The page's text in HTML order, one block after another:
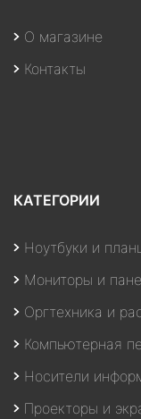
О магазине
Контакты
КАТЕГОРИИ
Ноутбуки и
Мониторы и
Оргтехника и
Компьютерная
Носители
Проекторы и